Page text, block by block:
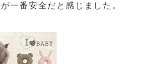
一番安全だと感じました。